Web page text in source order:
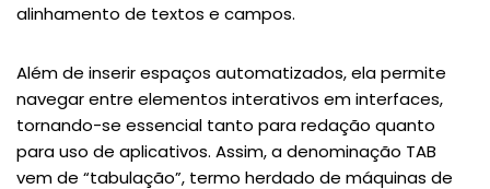
alinhamento de textos e campos.
Além de inserir espaços automatizados, ela permite
navegar entre elementos interativos em interfaces,
tornando-se essencial tanto para redação quanto
para uso de aplicativos. Assim, a denominação TAB
vem de “tabulação”, termo herdado de máquinas de